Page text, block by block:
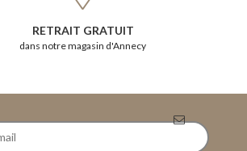
RETRAIT GRATUIT
dans notre magasin d'Annecy